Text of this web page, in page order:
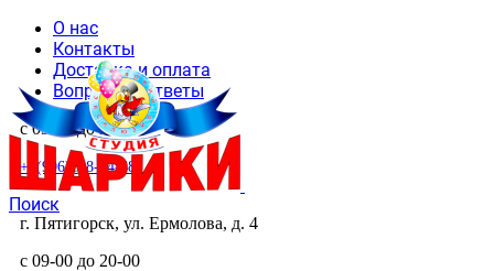
О нас
Контакты
Доставка и оплата
Вопросы и ответы
с 09-00 до 20-00
+7(906)468-44-48
Поиск
г. Пятигорск, ул. Ермолова, д. 4
с 09-00 до 20-00